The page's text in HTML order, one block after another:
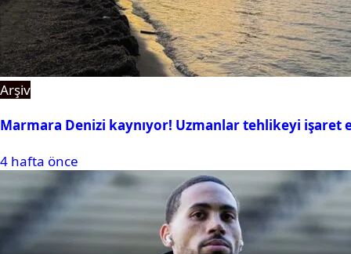
Arşiv
Marmara Denizi kaynıyor! Uzmanlar tehlikeyi işaret
4 hafta önce